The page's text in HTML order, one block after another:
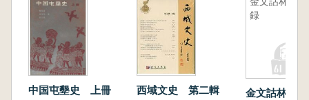
中国屯墾史 上冊 西域文史 第二輯
録
金文詁林附録